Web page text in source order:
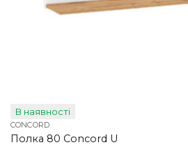
В наявності
CONCORD
Полка 80 Concord U